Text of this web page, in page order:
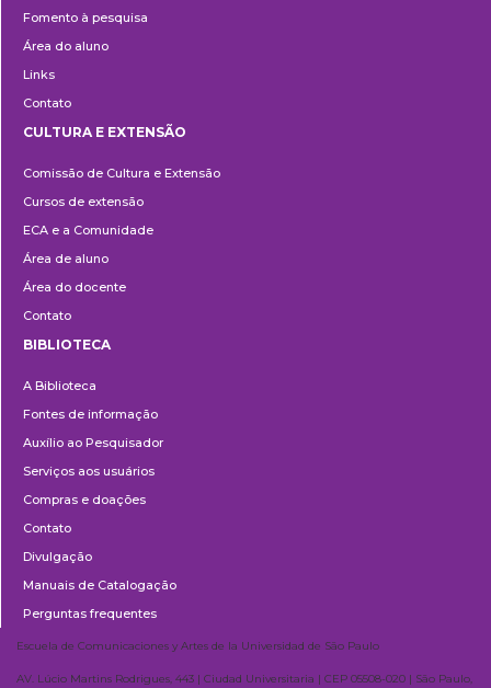
Fomento à pesquisa
Área do aluno
Links
Contato
e
Extensão
CULTURA E EXTENSÃO
Comissão de Cultura e Extensão
Cursos de extensão
ECA e a Comunidade
Área de aluno
Área do docente
Contato
BIBLIOTECA
A Biblioteca
Fontes de informação
Auxílio ao Pesquisador
Serviços aos usuários
Compras e doações
Contato
Divulgação
Manuais de Catalogação
Perguntas frequentes
Escuela de Comunicaciones y Artes de la Universidad de São Paulo
AV. Lúcio Martins Rodrigues, 443 | Ciudad Universitaria | CEP 05508-020 | São Paulo,